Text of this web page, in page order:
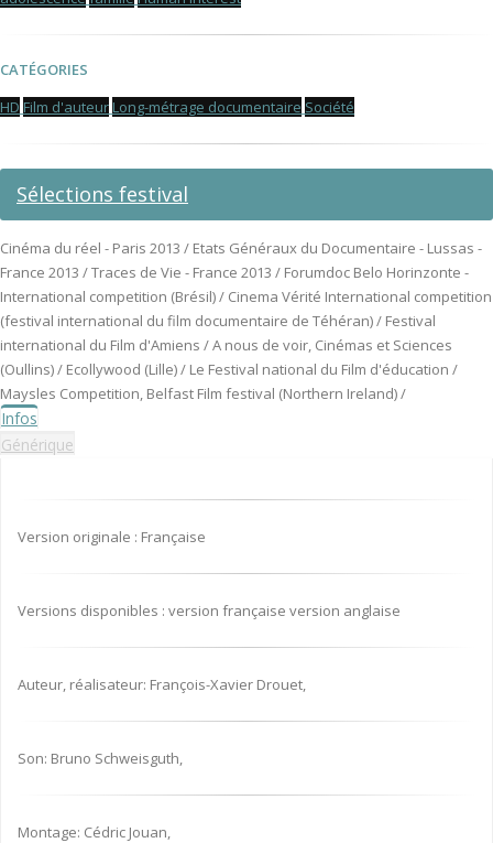
CATÉGORIES
HD Film d'auteur Long-métrage documentaire Société
Sélections festival
Cinéma du réel - Paris 2013 / Etats Généraux du Documentaire - Lussas -
France 2013 / Traces de Vie - France 2013 / Forumdoc Belo Horinzonte -
International competition (Brésil) / Cinema Vérité International competition
(festival international du film documentaire de Téhéran) / Festival
international du Film d'Amiens / A nous de voir, Cinémas et Sciences
(Oullins) / Ecollywood (Lille) / Le Festival national du Film d'éducation /
Maysles Competition, Belfast Film festival (Northern Ireland) /
Infos
Générique
Version originale : Française
Versions disponibles : version française version anglaise
Auteur, réalisateur: François-Xavier Drouet,
Son: Bruno Schweisguth,
Montage: Cédric Jouan,